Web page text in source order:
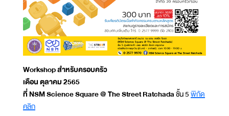
Workshop สำหรับครอบครัว
เดือน ตุลาคม 2565
ที่ NSM Science Square @ The Street Ratchadaชั้น 5พิกัด
คลิก